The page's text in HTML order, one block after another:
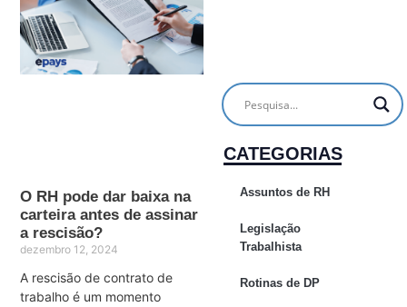
O RH pode dar baixa na
carteira antes de assinar
a rescisão?
dezembro 12, 2024
A rescisão de contrato de
trabalho é um momento
CATEGORIAS
Assuntos de RH
Legislação
Trabalhista
Rotinas de DP